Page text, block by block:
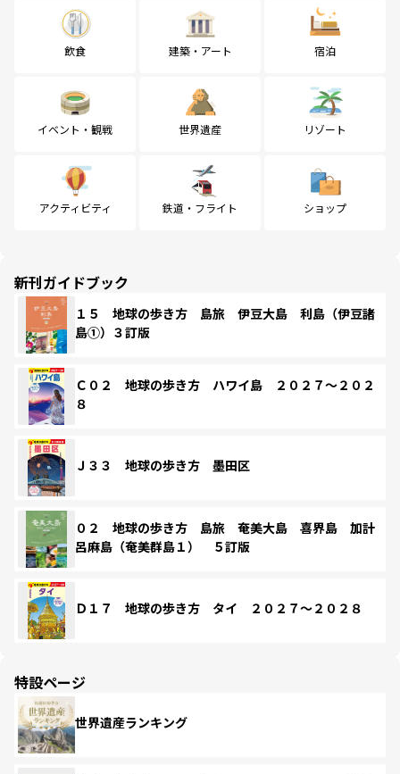
飲食 建築・アート 宿泊
イベント・観戦 世界遺産 リゾート
アクティビティ 鉄道・フライト ショップ
新刊ガイドブック
１５ 地球の歩き方 島旅 伊豆大島 利島（伊豆諸
島①）３訂版
Ｃ０２ 地球の歩き方 ハワイ島 ２０２７～２０２
８
Ｊ３３ 地球の歩き方 墨田区
０２ 地球の歩き方 島旅 奄美大島 喜界島 加計
呂麻島（奄美群島１） ５訂版
Ｄ１７ 地球の歩き方 タイ ２０２７～２０２８
特設ページ
世界遺産ランキング